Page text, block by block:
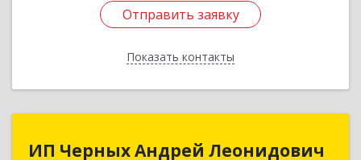
Отправить заявку
Показать контакты
Отправить заявку
Назад
ИП Черных Андрей Леонидович
ИП Черных Андрей Леонидович